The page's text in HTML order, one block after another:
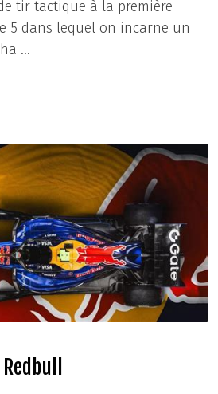
tir tactique à la première
5 dans lequel on incarne un
…